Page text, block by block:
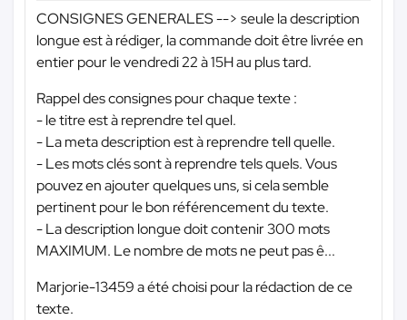
CONSIGNES GENERALES --> seule la description
longue est à rédiger, la commande doit être livrée en
entier pour le vendredi 22 à 15H au plus tard.
Rappel des consignes pour chaque texte :
- le titre est à reprendre tel quel.
- La meta description est à reprendre tell quelle.
- Les mots clés sont à reprendre tels quels. Vous
pouvez en ajouter quelques uns, si cela semble
pertinent pour le bon référencement du texte.
- La description longue doit contenir 300 mots
MAXIMUM. Le nombre de mots ne peut pas ê...
Marjorie-13459 a été choisi pour la rédaction de ce
texte.